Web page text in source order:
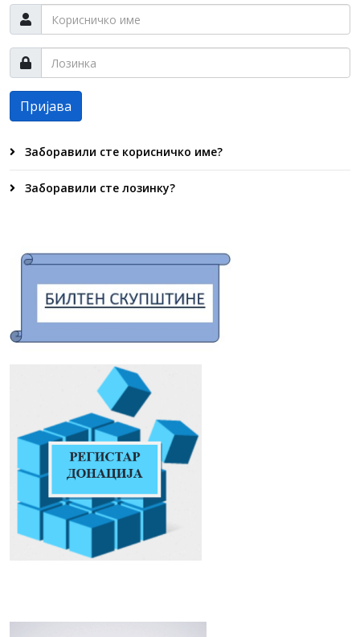
Пријава
Заборавили сте корисничко име?
Заборавили сте лозинку?